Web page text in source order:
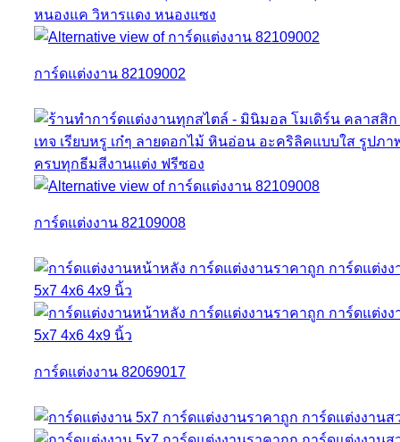
การ์ดแต่งงาน 82109002
การ์ดแต่งงาน 82109008
การ์ดแต่งงาน 82069017